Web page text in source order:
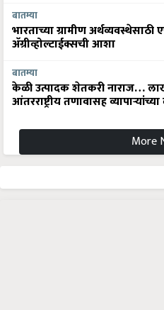
बातम्या
भारताच्या ग्रामीण
अ‍ॅग्रीव्होल्टाईक्सची आशा
बातम्या
केळी उत्पादक शेतकरी नाराज…
आंतरराष्ट्रीय तणावासह
More